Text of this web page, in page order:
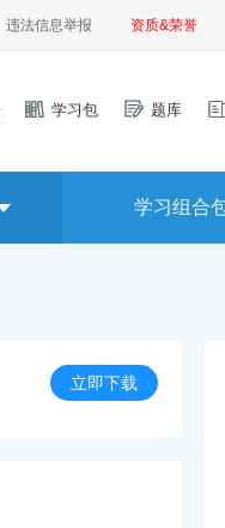
违法信息举报 资质&荣誉
学习包 题库
学习组合
立即下载